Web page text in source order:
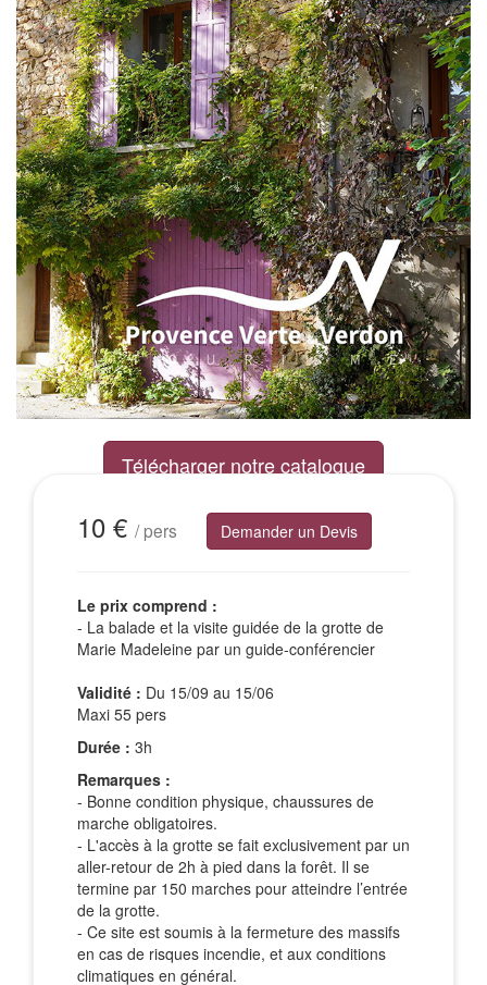
Télécharger notre catalogue
10 € / pers Demander un Devis
Le prix comprend :
- La balade et la visite guidée de la grotte de
Marie Madeleine par un guide-conférencier
Validité : Du 15/09 au 15/06
Maxi 55 pers
Durée : 3h
Remarques :
- Bonne condition physique, chaussures de
marche obligatoires.
- L'accès à la grotte se fait exclusivement par un
aller-retour de 2h à pied dans la forêt. Il se
termine par 150 marches pour atteindre l’entrée
de la grotte.
- Ce site est soumis à la fermeture des massifs
en cas de risques incendie, et aux conditions
climatiques en général.